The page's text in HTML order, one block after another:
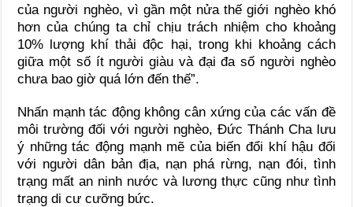
của người nghèo, vì gần một nửa thế giới nghèo khó
hơn của chúng ta chỉ chịu trách nhiệm cho khoảng
10% lượng khí thải độc hại, trong khi khoảng cách
giữa một số ít người giàu và đại đa số người nghèo
chưa bao giờ quá lớn đến thế”.
Nhấn mạnh tác động không cân xứng của các vấn đề
môi trường đối với người nghèo, Đức Thánh Cha lưu
ý những tác động mạnh mẽ của biến đổi khí hậu đối
với người dân bản địa, nạn phá rừng, nạn đói, tình
trạng mất an ninh nước và lương thực cũng như tình
trạng di cư cưỡng bức.